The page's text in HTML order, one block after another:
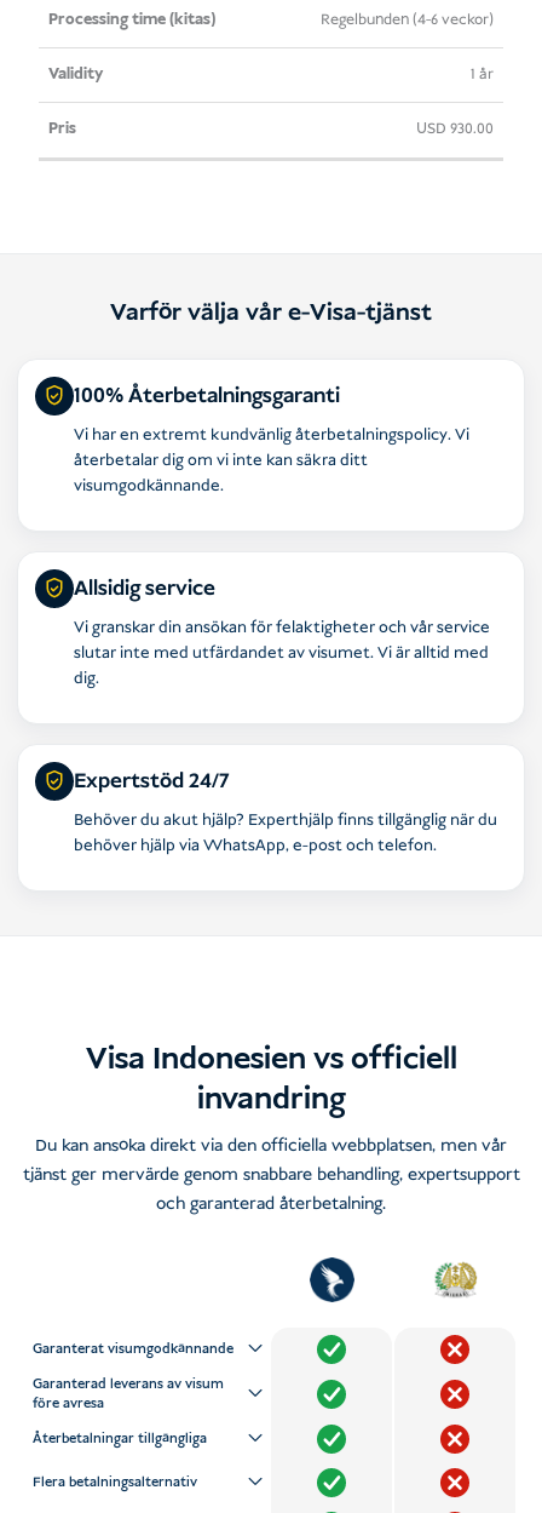
Regelbunden (4-6 veckor)
1 år
USD 930.00
Varför välja vår e-Visa-tjänst
100% Återbetalningsgaranti
Vi har en extremt kundvänlig återbetalningspolicy. Vi
återbetalar dig om vi inte kan säkra ditt
visumgodkännande.
Allsidig service
Vi granskar din ansökan för felaktigheter och vår service
slutar inte med utfärdandet av visumet. Vi är alltid med
dig.
Expertstöd 24/7
Behöver du akut hjälp? Experthjälp finns tillgänglig när du
behöver hjälp via WhatsApp, e-post och telefon.
Visa Indonesien vs officiell
invandring
Du kan ansöka direkt via den officiella webbplatsen, men vår
tjänst ger mervärde genom snabbare behandling, expertsupport
och garanterad återbetalning.
Garanterat visumgodkännande
Garanterad leverans av visum
före avresa
Återbetalningar tillgängliga
Flera betalningsalternativ